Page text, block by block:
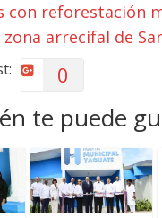
con reforestación
arrecifal de
0
te puede